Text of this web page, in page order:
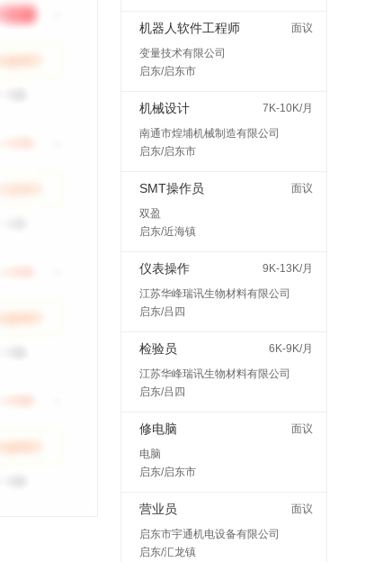
机器人软件工程师
面议
变量技术有限公司
启东/启东市
机械设计
7K-10K/月
南通市煌埔机械制造有限公司
启东/启东市
SMT操作员
面议
双盈
启东/近海镇
仪表操作
9K-13K/月
江苏华峰瑞讯生物材料有限公司
启东/吕四
检验员
6K-9K/月
江苏华峰瑞讯生物材料有限公司
启东/吕四
修电脑
面议
电脑
启东/启东市
营业员
面议
启东市宇通机电设备有限公司
启东/汇龙镇